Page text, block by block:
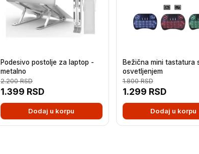
Podesivo postolje za laptop -
metalno
1.399 RSD
2.200RSD
Dodaj u korpu
Bežična mini tastatura
osvetljenjem
1.299 RSD
1.800RSD
Dodaj u korpu